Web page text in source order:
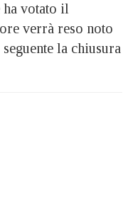
ha votato il
verrà reso noto
la chiusura